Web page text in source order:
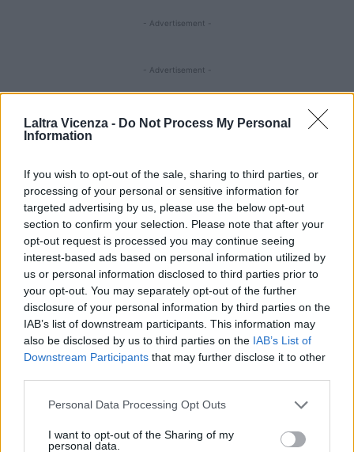
Laltra Vicenza - Do Not Process My Personal
Information
If you wish to opt-out of the sale, sharing to third parties, or
processing of your personal or sensitive information for
targeted advertising by us, please use the below opt-out
section to confirm your selection. Please note that after your
opt-out request is processed you may continue seeing
interest-based ads based on personal information utilized by
us or personal information disclosed to third parties prior to
your opt-out. You may separately opt-out of the further
disclosure of your personal information by third parties on the
IAB’s list of downstream participants. This information may
also be disclosed by us to third parties on the IAB’s List of
Downstream Participants that may further disclose it to other
Personal Data Processing Opt Outs
I want to opt-out of the Sharing of my
personal data.
- Advertisement -
- Advertisement -
ULTIMI ARTICOLI
EVENTI
Berici in Festival 2026: a Lonigo “Little
Italy, sulla strada del sogno”
“Teatro in casa”: il 5 agosto il primo
spettacolo a Marano Vicentino con Maria
Celeste Carobene
EVENTI
Salotti Urbani 2026 al Bixio di Vicenza:
agosto inizia con libri, poesie e musica